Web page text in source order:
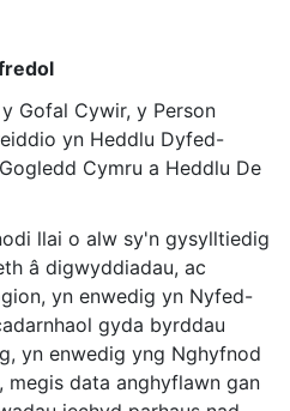
Gofal Cywir, y Person
yn Heddlu Dyfed-
Cymru a Heddlu De
llai o alw sy'n gysylltiedig
â digwyddiadau, ac
yn enwedig yn Nyfed-
gyda byrddau
yn enwedig yng Nghyfnod
megis data anghyflawn gan